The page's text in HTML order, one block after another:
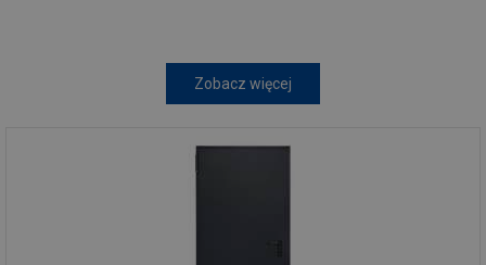
Zobacz więcej